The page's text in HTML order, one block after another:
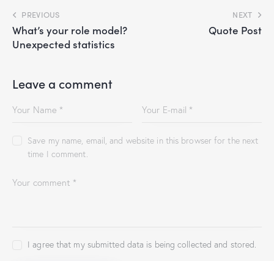
PREVIOUS
What’s your role model?
Unexpected statistics
NEXT
Quote Post
Leave a comment
Save my name, email, and website in this browser for the next
time I comment.
I agree that my submitted data is being collected and stored.